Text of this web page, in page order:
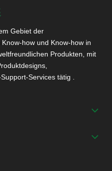
Gebiet der
how und Know-how in
Produkten, mit
Services tätig .